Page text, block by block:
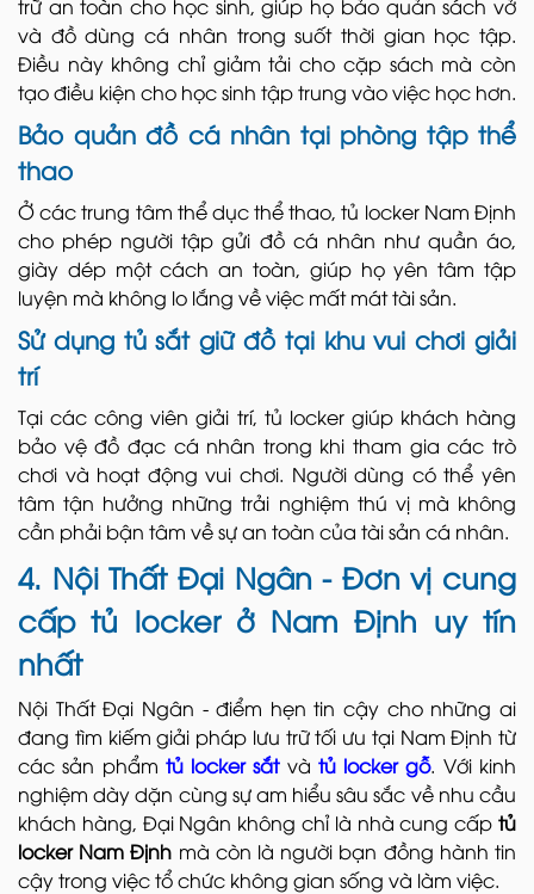
trữ an toàn cho học sinh, giúp họ bảo quản sách vở
và đồ dùng cá nhân trong suốt thời gian học tập.
Điều này không chỉ giảm tải cho cặp sách mà còn
tạo điều kiện cho học sinh tập trung vào việc học hơn.
Bảo quản đồ cá nhân tại phòng tập thể
thao
Ở các trung tâm thể dục thể thao, tủ locker Nam Định
cho phép người tập gửi đồ cá nhân như quần áo,
giày dép một cách an toàn, giúp họ yên tâm tập
luyện mà không lo lắng về việc mất mát tài sản.
Sử dụng tủ sắt giữ đồ tại khu vui chơi giải
trí
Tại các công viên giải trí, tủ locker giúp khách hàng
bảo vệ đồ đạc cá nhân trong khi tham gia các trò
chơi và hoạt động vui chơi. Người dùng có thể yên
tâm tận hưởng những trải nghiệm thú vị mà không
cần phải bận tâm về sự an toàn của tài sản cá nhân.
4. Nội Thất Đại Ngân - Đơn vị cung
cấp tủ locker ở Nam Định uy tín
nhất
Nội Thất Đại Ngân - điểm hẹn tin cậy cho những ai
đang tìm kiếm giải pháp lưu trữ tối ưu tại Nam Định từ
các sản phẩm tủ locker sắtvà tủ locker gỗ. Với kinh
nghiệm dày dặn cùng sự am hiểu sâu sắc về nhu cầu
khách hàng, Đại Ngân không chỉ là nhà cung cấp tủ
locker Nam Định mà còn là người bạn đồng hành tin
cậy trong việc tổ chức không gian sống và làm việc.